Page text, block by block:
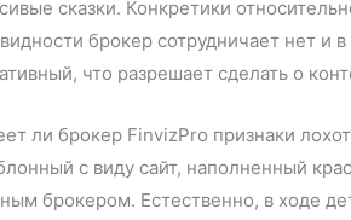
сказки. Конкретики
брокер сотрудничает нет
что разрешает сделать о
ли брокер FinvizPro признаки
с виду сайт, наполненный
брокером. Естественно, в ходе